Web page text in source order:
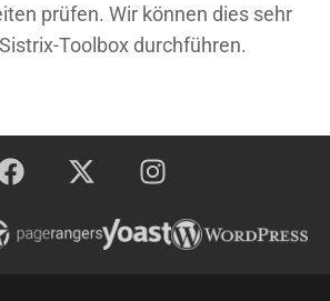
prüfen. Wir können dies sehr
Toolbox durchführen.